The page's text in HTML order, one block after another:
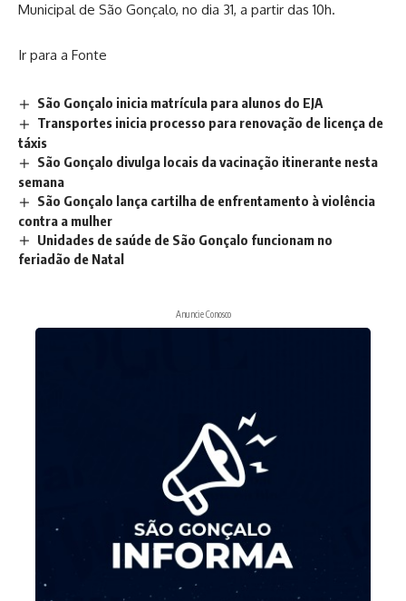
Municipal de São Gonçalo, no dia 31, a partir das 10h.
Ir para a Fonte
São Gonçalo inicia matrícula para alunos do EJA
Transportes inicia processo para renovação de licença de
táxis
São Gonçalo divulga locais da vacinação itinerante nesta
semana
São Gonçalo lança cartilha de enfrentamento à violência
contra a mulher
Unidades de saúde de São Gonçalo funcionam no
feriadão de Natal
Anuncie Conosco